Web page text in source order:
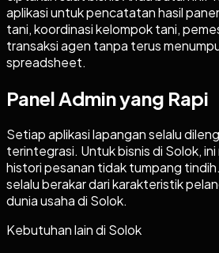
aplikasi untuk pencatatan hasil
tani, koordinasi kelompok tani,
transaksi agen tanpa terus
spreadsheet.
Panel Admin yang Rapi
Setiap aplikasi lapangan selalu
terintegrasi. Untuk bisnis di Solok,
histori pesanan tidak tumpang
selalu berakar dari karakteristik
dunia usaha di Solok.
Kebutuhan lain di Solok